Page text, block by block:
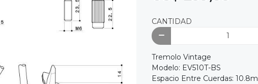
CANTIDAD
Tremolo Vintage
Modelo: EV510T-BS
Espacio Entre Cuerdas: